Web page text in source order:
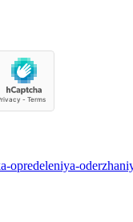
opredeleniya-